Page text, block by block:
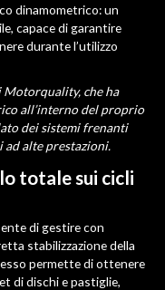
dinamometrico: un
capace di garantire
durante l’utilizzo
Motorquality, che ha
all’interno del proprio
dei sistemi frenanti
alte prestazioni.
totale sui cicli
di gestire con
stabilizzazione della
permette di ottenere
di dischi e pastiglie,